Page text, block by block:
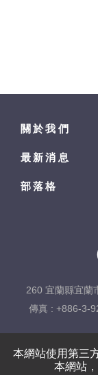
本網站使用第三
本網站
關於我們
最新消息
部落格
260 宜蘭縣宜蘭
傳真 : +886-3-